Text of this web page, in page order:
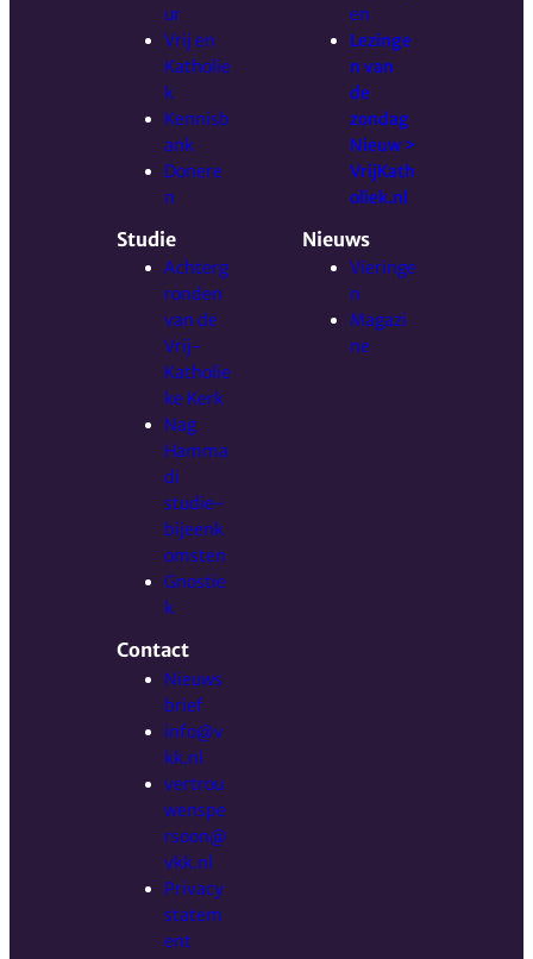
ur
Vrij en
Katholie
k
Kennisb
ank
Donere
n
en
Lezinge
n van
de
zondag
Nieuw >
VrijKath
oliek.nl
Studie
Achterg
ronden
van de
Vrij-
Katholie
ke Kerk
Nag
Hamma
di
studie-
bijeenk
omsten
Gnostie
k
Nieuws
Vieringe
n
Magazi
ne
Contact
Nieuws
brief
info@v
kk.nl
vertrou
wenspe
rsoon@
vkk.nl
Privacy
statem
ent